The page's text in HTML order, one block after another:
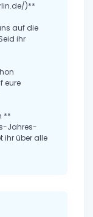
)**
auf die
ihr
eure
**
Jahres-
ihr über alle